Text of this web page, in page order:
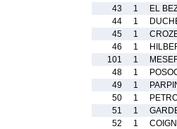
43
1
EL
44
1
45
1
46
1
101
1
48
1
49
1
50
1
51
1
52
1